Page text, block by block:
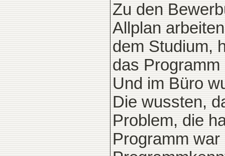
Zu den
Allplan
dem Studium,
das
Und im Büro
Die wussten,
Problem, die
Programm